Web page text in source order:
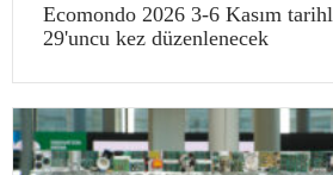
Ecomondo 2026 3-6 Kasım
29'uncu kez düzenlenecek